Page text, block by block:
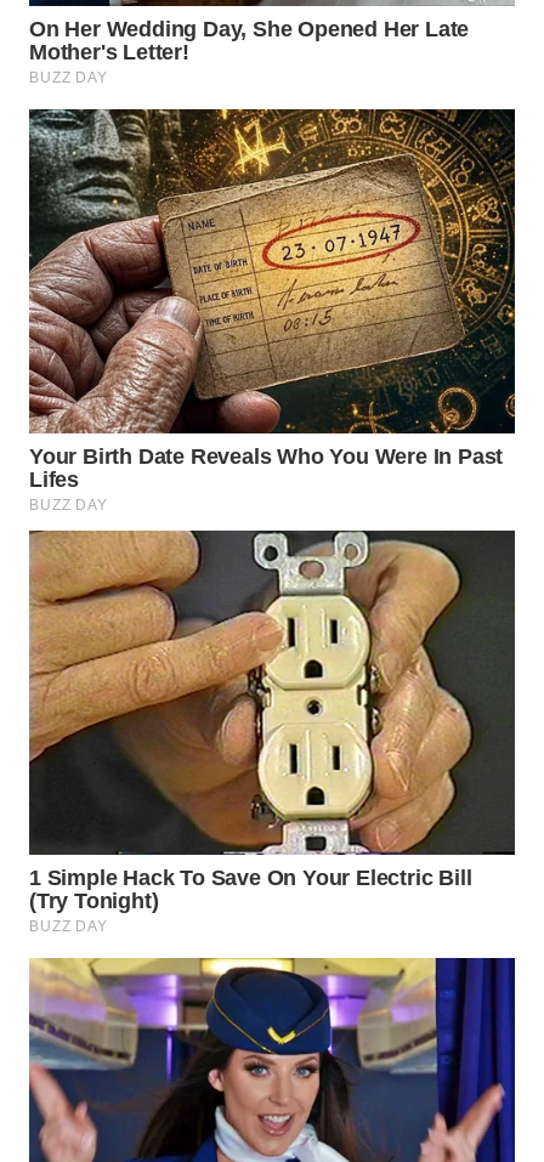
WN
BEKASI
WN
BOGOR
WN
DEPOK
WN
TAPANULI
UTARA
WN
SAMOSIR
WN
PADANG
LAWAS
WN
SUMEDANG
WN
CIANJUR
KEPULAUAN
SERIBU
WN
TANGERANG
WN
BINJAI
WN
CIREBON